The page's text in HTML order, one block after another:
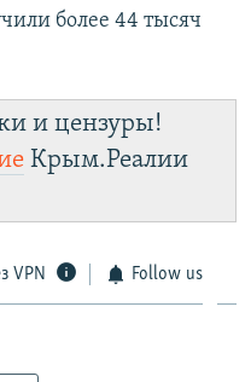
более 44 тысяч
и цензуры!
Крым.Реалии
VPN Follow us